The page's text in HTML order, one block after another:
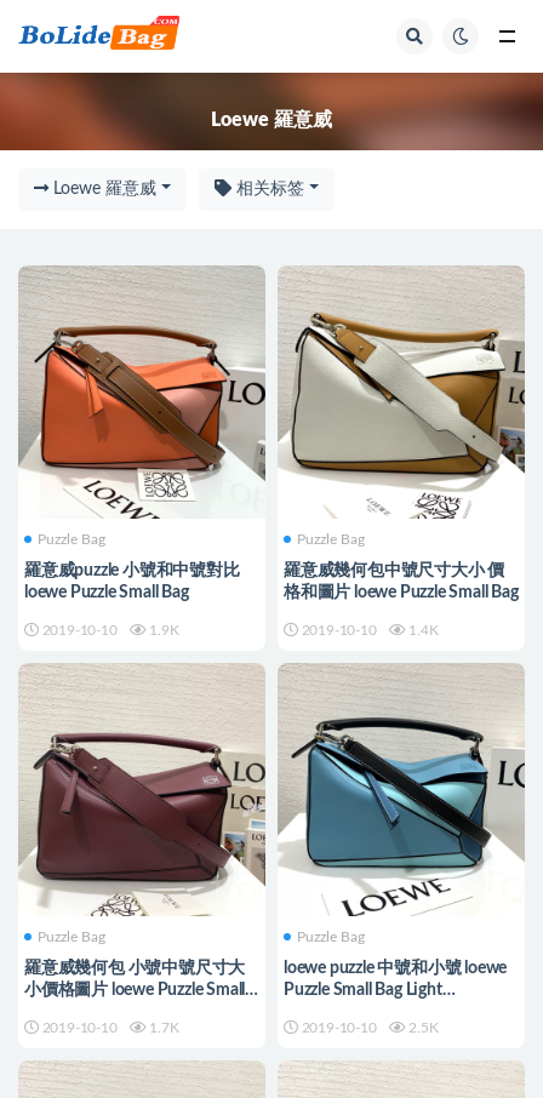
Loewe 羅意威
Loewe 羅意威 相关标签
Puzzle Bag
羅意威puzzle 小號和中號對比
loewe Puzzle Small Bag
2019-10-10 1.9K
Puzzle Bag
羅意威幾何包中號尺寸大小 價
格和圖片 loewe Puzzle Small Bag
2019-10-10 1.4K
Puzzle Bag
羅意威幾何包 小號中號尺寸大
小價格圖片 loewe Puzzle Small
2019-10-10 1.7K
Puzzle Bag
loewe puzzle 中號和小號 loewe
Puzzle Small Bag Light
2019-10-10 2.5K